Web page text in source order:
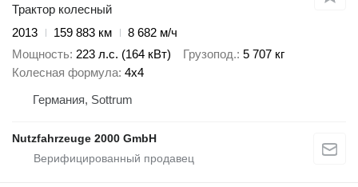
Трактор колесный
2013
159 883 км
8 682 м/ч
Мощность 223 л.с. (164 кВт) Грузопод. 5 707 кг
Колесная формула 4x4
Германия, Sottrum
Nutzfahrzeuge 2000 GmbH